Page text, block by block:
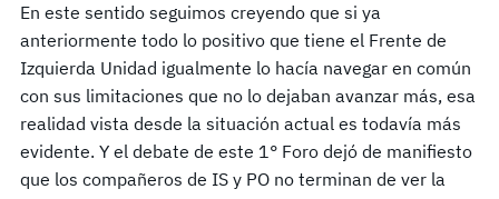
En este sentido seguimos creyendo que si ya
anteriormente todo lo positivo que tiene el Frente de
Izquierda Unidad igualmente lo hacía navegar en común
con sus limitaciones que no lo dejaban avanzar más, esa
realidad vista desde la situación actual es todavía más
evidente. Y el debate de este 1° Foro dejó de manifiesto
que los compañeros de IS y PO no terminan de ver la